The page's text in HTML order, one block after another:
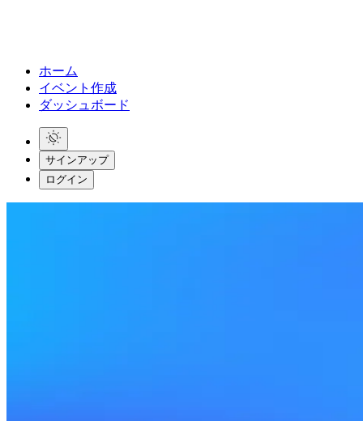
ホーム
イベント作成
ダッシュボード
サインアップ
ログイン